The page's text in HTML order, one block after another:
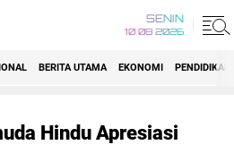
SENIN
10 08 2026
BERITA UTAMA EKONOMI PENDIDIKAN
Hindu Apresiasi